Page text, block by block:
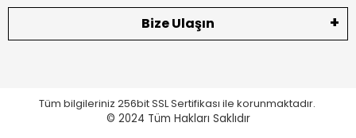
Bize Ulaşın
Tüm bilgileriniz 256bit SSL Sertifikası ile korunmaktadır.
© 2024 Tüm Hakları Saklıdır